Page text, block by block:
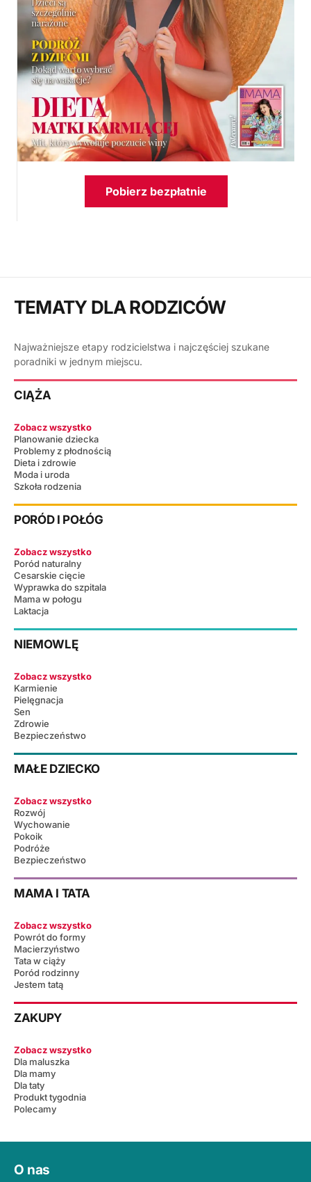
Pobierz bezpłatnie
TEMATY DLA RODZICÓW
Najważniejsze etapy rodzicielstwa i najczęściej szukane
poradniki w jednym miejscu.
CIĄŻA
Zobacz wszystko
Planowanie dziecka
Problemy z płodnością
Dieta i zdrowie
Moda i uroda
Szkoła rodzenia
PORÓD I POŁÓG
Zobacz wszystko
Poród naturalny
Cesarskie cięcie
Wyprawka do szpitala
Mama w połogu
Laktacja
NIEMOWLĘ
Zobacz wszystko
Karmienie
Pielęgnacja
Sen
Zdrowie
Bezpieczeństwo
MAŁE DZIECKO
Zobacz wszystko
Rozwój
Wychowanie
Pokoik
Podróże
Bezpieczeństwo
MAMA I TATA
Zobacz wszystko
Powrót do formy
Macierzyństwo
Tata w ciąży
Poród rodzinny
Jestem tatą
ZAKUPY
Zobacz wszystko
Dla maluszka
Dla mamy
Dla taty
Produkt tygodnia
Polecamy
O nas